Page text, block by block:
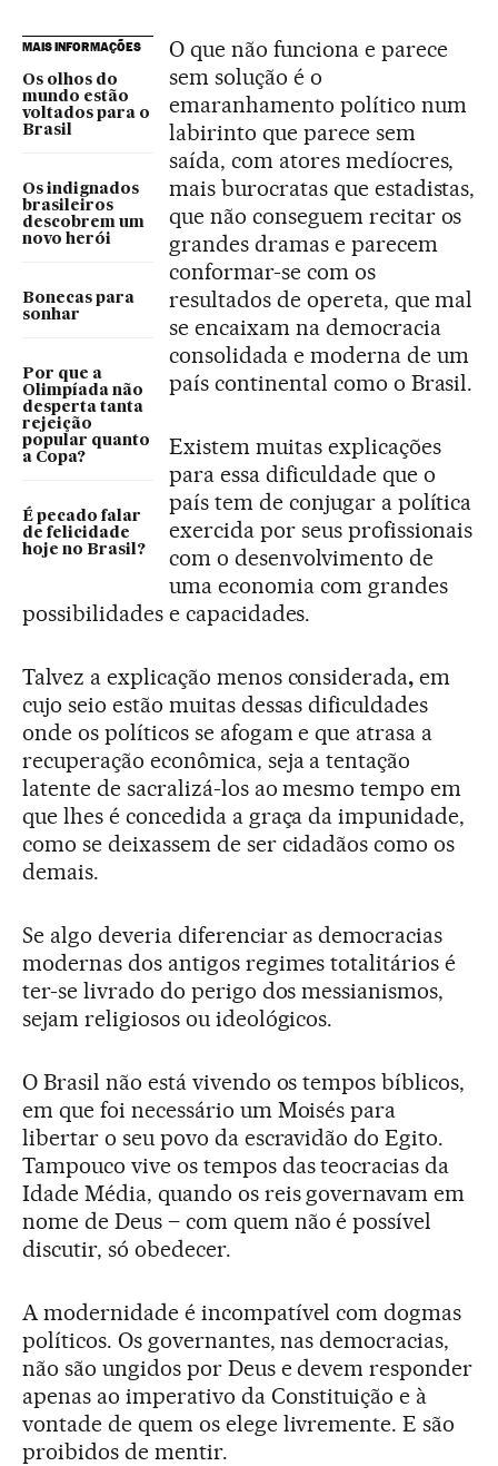
MAIS INFORMAÇÕES
Os olhos do
mundo estão
voltados para o
Brasil
Os indignados
brasileiros
descobrem um
novo herói
Bonecas para
sonhar
Por que a
Olimpíada não
desperta tanta
rejeição
popular quanto
a Copa?
É pecado falar
de felicidade
hoje no Brasil?
O que não funciona e parece
sem solução é o
emaranhamento político num
labirinto que parece sem
saída, com atores medíocres,
mais burocratas que estadistas,
que não conseguem recitar os
grandes dramas e parecem
conformar-se com os
resultados de opereta, que mal
se encaixam na democracia
consolidada e moderna de um
país continental como o Brasil.
Existem muitas explicações
para essa dificuldade que o
país tem de conjugar a política
exercida por seus profissionais
com o desenvolvimento de
uma economia com grandes
possibilidades e capacidades.
Talvez a explicação menos considerada,em
cujo seio estão muitas dessas dificuldades
onde os políticos se afogam e que atrasa a
recuperação econômica, seja a tentação
latente de sacralizá-los ao mesmo tempo em
que lhes é concedida a graça da impunidade,
como se deixassem de ser cidadãos como os
demais.
Se algo deveria diferenciar as democracias
modernas dos antigos regimes totalitários é
ter-se livrado do perigo dos messianismos,
sejam religiosos ou ideológicos.
O Brasil não está vivendo os tempos bíblicos,
em que foi necessário um Moisés para
libertar o seu povo da escravidão do Egito.
Tampouco vive os tempos das teocracias da
Idade Média, quando os reis governavam em
nome de Deus – com quem não é possível
discutir, só obedecer.
A modernidade é incompatível com dogmas
políticos. Os governantes, nas democracias,
não são ungidos por Deus e devem responder
apenas ao imperativo da Constituição e à
vontade de quem os elege livremente. E são
proibidos de mentir.